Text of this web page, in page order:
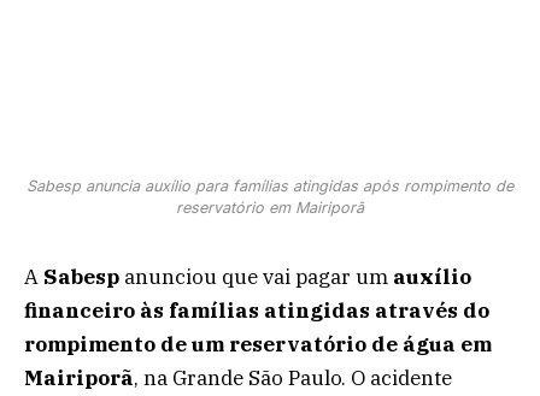
Sabesp anuncia auxílio para famílias atingidas após rompimento de
reservatório em Mairiporã
A Sabesp anunciou que vai pagar um auxílio
financeiro às famílias atingidas através do
rompimento de um reservatório de água em
Mairiporã, na Grande São Paulo. O acidente